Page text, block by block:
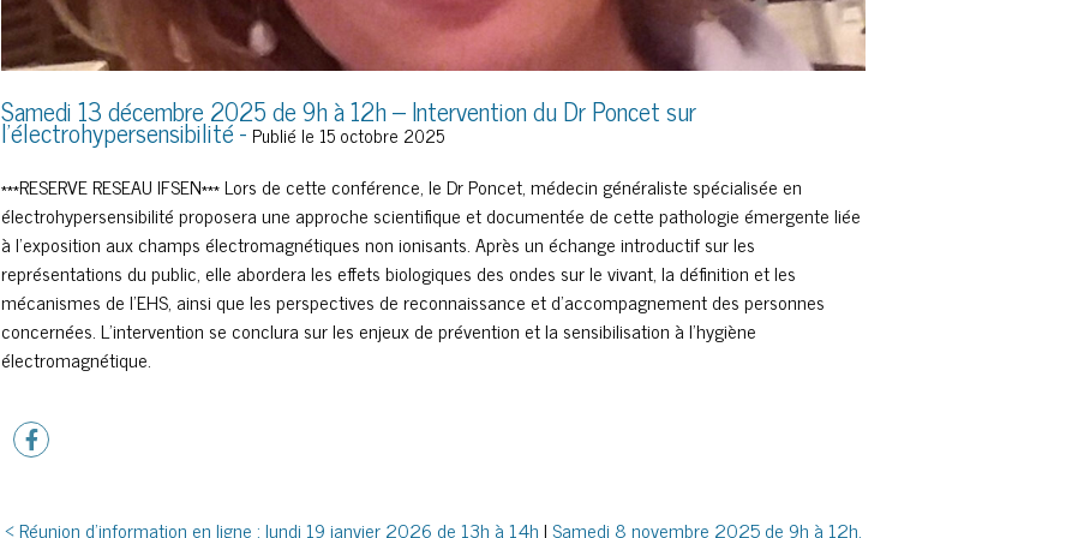
Samedi 13 décembre 2025 de 9h à 12h – Intervention du Dr Poncet sur
l’électrohypersensibilité -Publié le 15 octobre 2025
***RESERVE RESEAU IFSEN*** Lors de cette conférence, le Dr Poncet, médecin généraliste spécialisée en
électrohypersensibilité proposera une approche scientifique et documentée de cette pathologie émergente liée
à l’exposition aux champs électromagnétiques non ionisants. Après un échange introductif sur les
représentations du public, elle abordera les effets biologiques des ondes sur le vivant, la définition et les
mécanismes de l’EHS, ainsi que les perspectives de reconnaissance et d’accompagnement des personnes
concernées. L’intervention se conclura sur les enjeux de prévention et la sensibilisation à l’hygiène
électromagnétique.
< Réunion d’information en ligne : lundi 19 janvier 2026 de 13h à 14h|Samedi 8 novembre 2025 de 9h à 12h,